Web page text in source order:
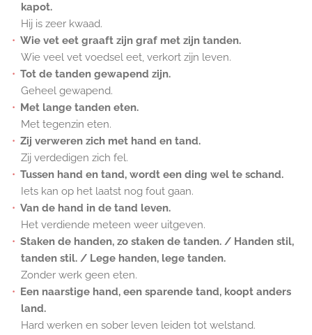
kapot.
Hij is zeer kwaad.
Wie vet eet graaft zijn graf met zijn tanden.
Wie veel vet voedsel eet, verkort zijn leven.
Tot de tanden gewapend zijn.
Geheel gewapend.
Met lange tanden eten.
Met tegenzin eten.
Zij verweren zich met hand en tand.
Zij verdedigen zich fel.
Tussen hand en tand, wordt een ding wel te schand.
Iets kan op het laatst nog fout gaan.
Van de hand in de tand leven.
Het verdiende meteen weer uitgeven.
Staken de handen, zo staken de tanden. / Handen stil,
tanden stil. / Lege handen, lege tanden.
Zonder werk geen eten.
Een naarstige hand, een sparende tand, koopt anders
land.
Hard werken en sober leven leiden tot welstand.